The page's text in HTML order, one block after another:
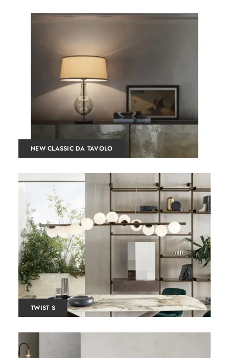
NEW CLASSIC DA TAVOLO
TWIST S